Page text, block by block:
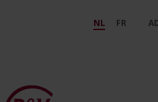
Ons NL FR